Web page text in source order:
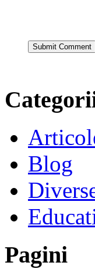
Blog
Pagini